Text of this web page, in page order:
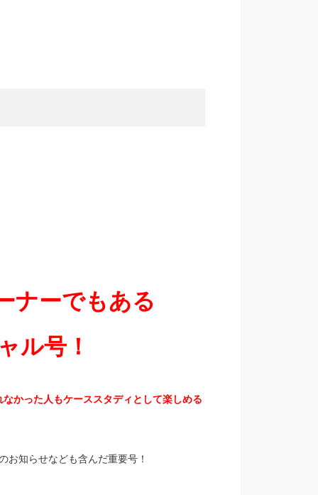
ナーでもある
ル号！
かった人もケーススタディとして楽しめる
お知らせなども含んだ重要号！